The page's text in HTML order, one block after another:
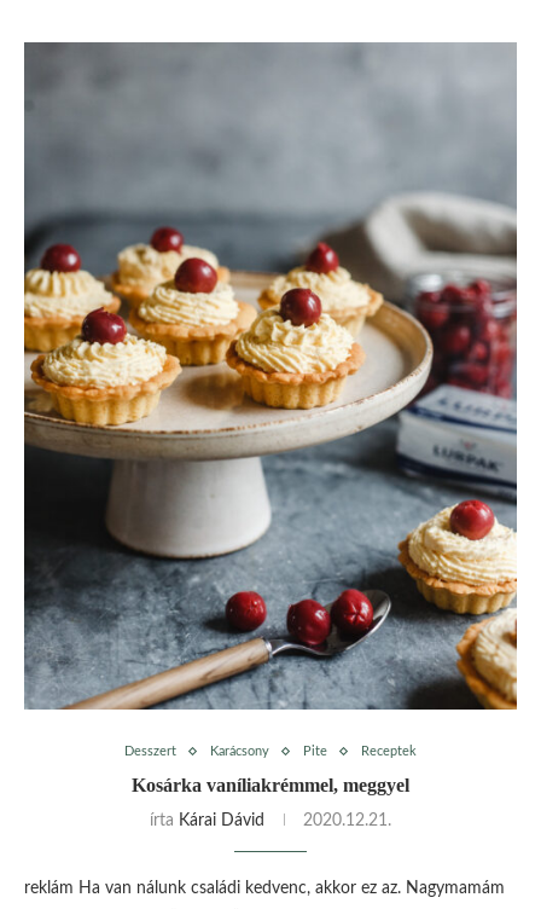
Desszert Karácsony Pite Receptek
Kosárka vaníliakrémmel, meggyel
írta Kárai Dávid 2020.12.21.
reklám Ha van nálunk családi kedvenc, akkor ez az. Nagymamám